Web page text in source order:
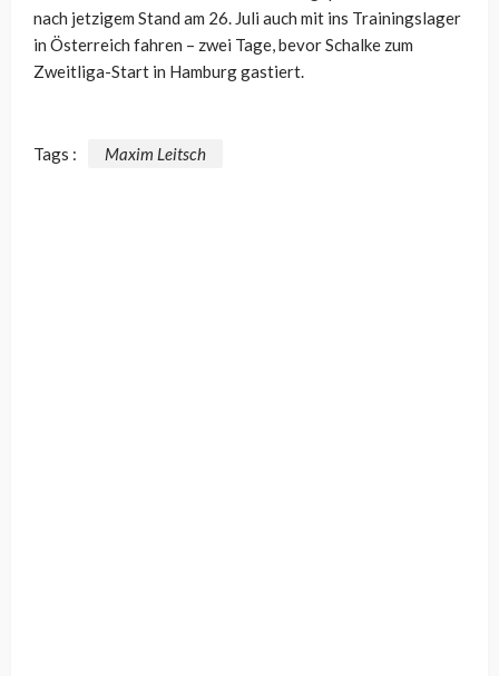
nach jetzigem Stand am 26. Juli auch mit ins Trainingslager
in Österreich fahren – zwei Tage, bevor Schalke zum
Zweitliga-Start in Hamburg gastiert.
Tags : Maxim Leitsch